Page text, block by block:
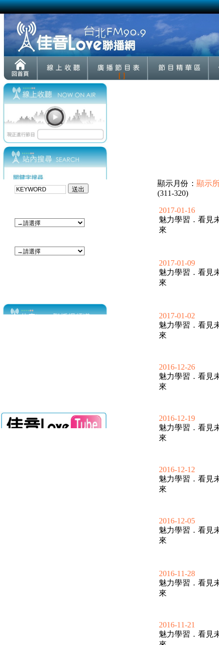
[ ]
顯示月份： 顯示
(311-320)
2017-01-16
魅力學習．看見
來
2017-01-09
魅力學習．看見
來
2017-01-02
魅力學習．看見
來
2016-12-26
魅力學習．看見
來
2016-12-19
魅力學習．看見
來
2016-12-12
魅力學習．看見
來
2016-12-05
魅力學習．看見
來
2016-11-28
魅力學習．看見
來
2016-11-21
魅力學習．看見